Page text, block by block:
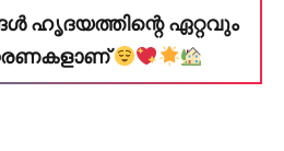
ഹൃദയത്തിന്റെ ഏറ്റവും